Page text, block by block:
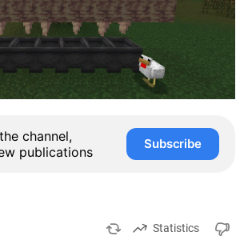
channel,
publications
Subscribe
Statistics